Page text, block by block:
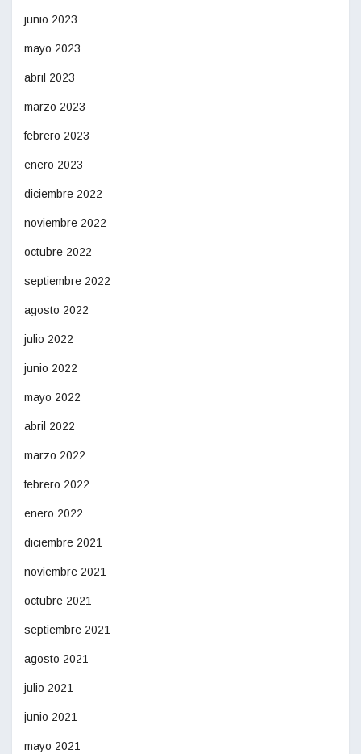
junio 2023
mayo 2023
abril 2023
marzo 2023
febrero 2023
enero 2023
diciembre 2022
noviembre 2022
octubre 2022
septiembre 2022
agosto 2022
julio 2022
junio 2022
mayo 2022
abril 2022
marzo 2022
febrero 2022
enero 2022
diciembre 2021
noviembre 2021
octubre 2021
septiembre 2021
agosto 2021
julio 2021
junio 2021
mayo 2021